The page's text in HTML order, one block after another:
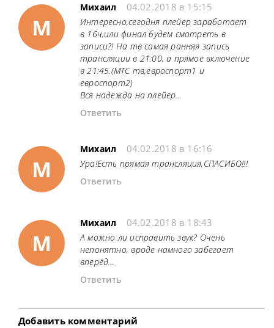
М
Михаил 04.02.2018 в 15:15
Интересно,сегодня плейер заработает
в 16ч,или финал будем смотреть в
записи?! На тв самая ранняя запись
трансляции в 21:00, а прямое включение
в 21:45.(МТС тв,евроспорт1 и
евроспорт2)
Вся надежда на плейер…
Ответить
М
Михаил 04.02.2018 в 16:16
Ура!Есть прямая трансляция,СПАСИБО!!!
Ответить
М
Михаил 04.02.2018 в 18:43
А можно ли исправить звук? Очень
непонятно, вроде намного забегает
вперёд…
Ответить
Добавить комментарий